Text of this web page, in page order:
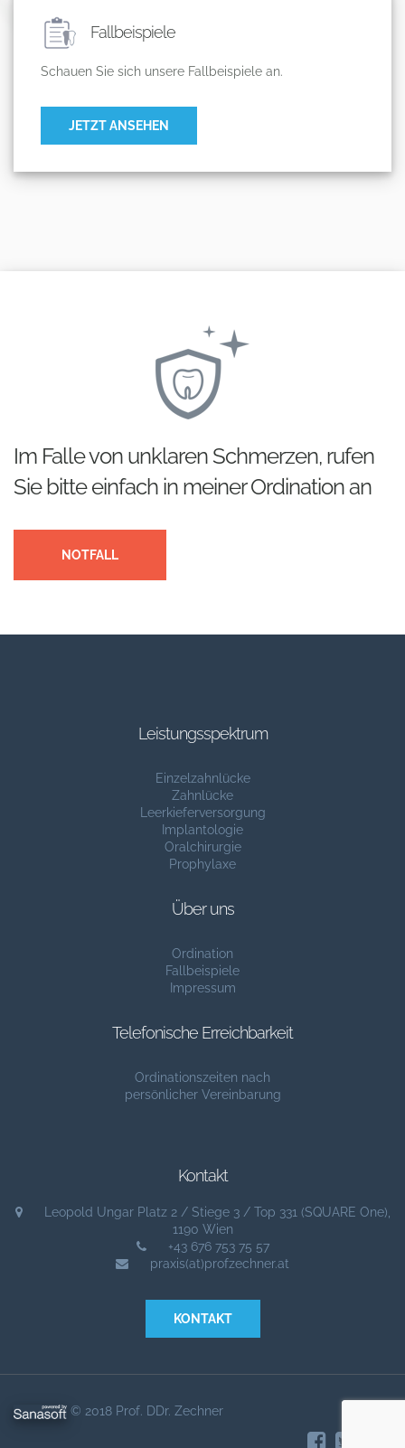
Fallbeispiele
Schauen Sie sich unsere Fallbeispiele an.
JETZT ANSEHEN
Im Falle von unklaren Schmerzen, rufen
Sie bitte einfach in meiner Ordination an
NOTFALL
Leistungsspektrum
Einzelzahnlücke
Zahnlücke
Leerkieferversorgung
Implantologie
Oralchirurgie
Prophylaxe
Über uns
Ordination
Fallbeispiele
Impressum
Telefonische Erreichbarkeit
Ordinationszeiten nach
persönlicher Vereinbarung
Kontakt
Leopold Ungar Platz 2 / Stiege 3 / Top 331 (SQUARE One),
1190 Wien
+43 676 753 75 57
praxis(at)profzechner.at
KONTAKT
© 2018 Prof. DDr. Zechner